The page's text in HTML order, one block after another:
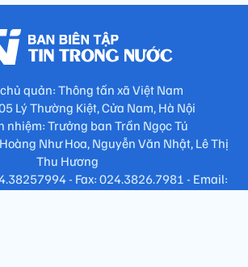
quản: Thông tấn xã Việt Nam
Lý Thường Kiệt, Cửa Nam, Hà Nội
nhiệm: Trưởng ban Trần Ngọc Tú
Như Hoa, Nguyễn Văn Nhật, Lê Thị
Thu Hương
- Fax: 024.3826.7981 - Email: